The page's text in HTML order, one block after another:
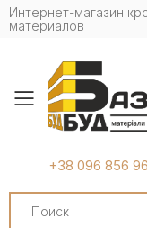
Интернет-магазин
материалов
Toggle
+38 096 856
Search